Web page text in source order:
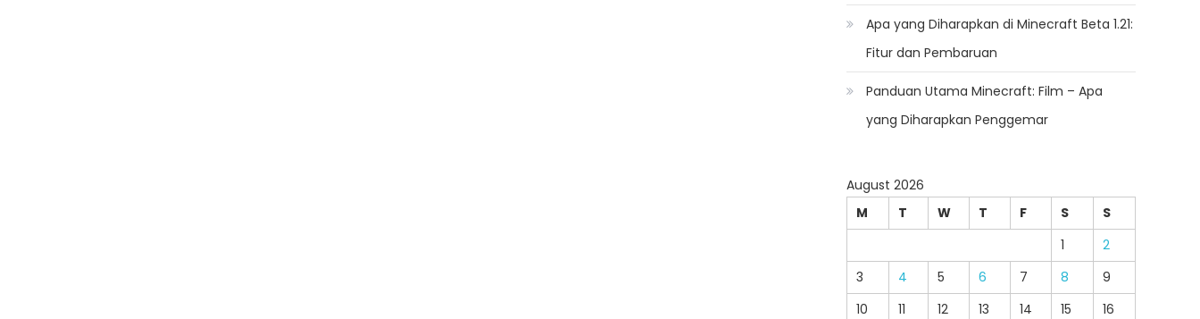
Apa yang Diharapkan di Minecraft Beta 1.21:
Fitur dan Pembaruan
Panduan Utama Minecraft: Film – Apa
yang Diharapkan Penggemar
August 2026
M
T W T F S
S
1
2
3
4 5 6 7 8
9
10
11 12 13 14 15
16